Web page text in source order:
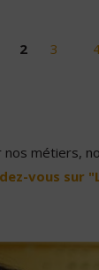
2 3
métiers,
vous sur